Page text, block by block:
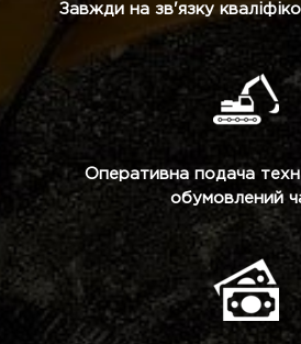
Завжди на зв'язку
Оперативна подача
обумовлений